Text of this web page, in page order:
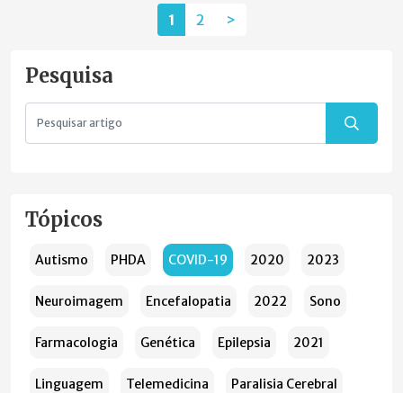
1 2 >
Pesquisa
Tópicos
Autismo PHDA COVID-19 2020 2023
Neuroimagem Encefalopatia 2022 Sono
Farmacologia Genética Epilepsia 2021
Linguagem Telemedicina Paralisia Cerebral